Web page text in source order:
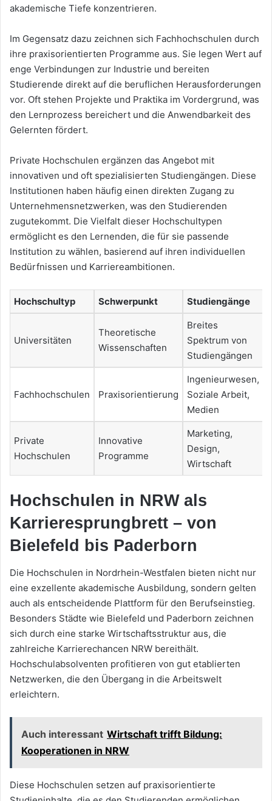
akademische Tiefe konzentrieren.
Im Gegensatz dazu zeichnen sich Fachhochschulen durch
ihre praxisorientierten Programme aus. Sie legen Wert auf
enge Verbindungen zur Industrie und bereiten
Studierende direkt auf die beruflichen Herausforderungen
vor. Oft stehen Projekte und Praktika im Vordergrund, was
den Lernprozess bereichert und die Anwendbarkeit des
Gelernten fördert.
Private Hochschulen ergänzen das Angebot mit
innovativen und oft spezialisierten Studiengängen. Diese
Institutionen haben häufig einen direkten Zugang zu
Unternehmensnetzwerken, was den Studierenden
zugutekommt. Die Vielfalt dieser Hochschultypen
ermöglicht es den Lernenden, die für sie passende
Institution zu wählen, basierend auf ihren individuellen
Bedürfnissen und Karriereambitionen.
Hochschultyp Schwerpunkt Studiengänge
Universitäten
Theoretische
Wissenschaften
Breites
Spektrum von
Studiengängen
Fachhochschulen Praxisorientierung
Ingenieurwesen,
Soziale Arbeit,
Medien
Private
Hochschulen
Innovative
Programme
Marketing,
Design,
Wirtschaft
Hochschulen in NRW als
Karrieresprungbrett – von
Bielefeld bis Paderborn
Die Hochschulen in Nordrhein-Westfalen bieten nicht nur
eine exzellente akademische Ausbildung, sondern gelten
auch als entscheidende Plattform für den Berufseinstieg.
Besonders Städte wie Bielefeld und Paderborn zeichnen
sich durch eine starke Wirtschaftsstruktur aus, die
zahlreiche Karrierechancen NRW bereithält.
Hochschulabsolventen profitieren von gut etablierten
Netzwerken, die den Übergang in die Arbeitswelt
erleichtern.
Auch interessant Wirtschaft trifft Bildung:
Kooperationen in NRW
Diese Hochschulen setzen auf praxisorientierte